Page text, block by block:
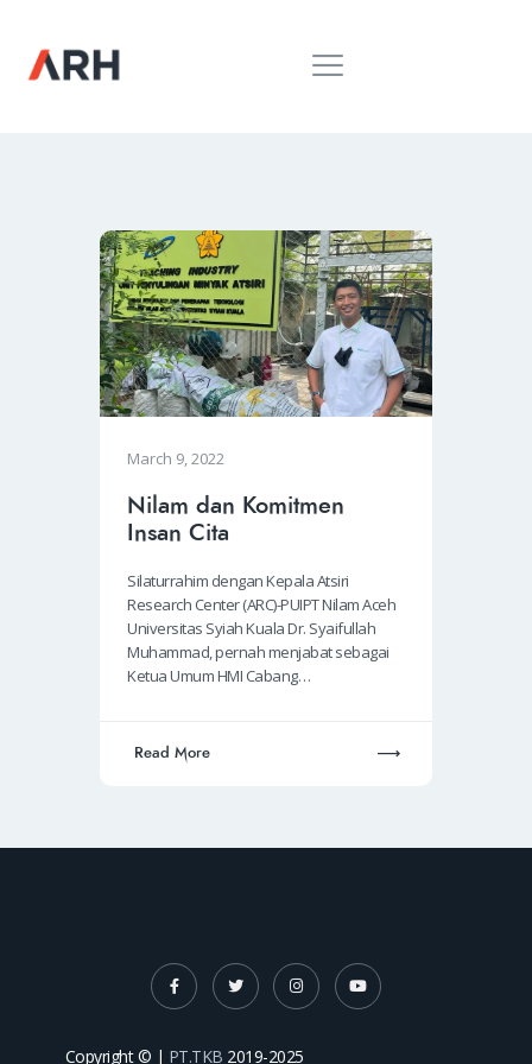
MUH. ARIEF ROSYID
RILIS MEDIA
BUKU
PIDATO
KEBUDAYAAN
KENALAN
March 9, 2022
Nilam dan Komitmen
Insan Cita
Silaturrahim dengan Kepala Atsiri
Research Center (ARC)-PUIPT Nilam Aceh
Universitas Syiah Kuala Dr. Syaifullah
Muhammad, pernah menjabat sebagai
Ketua Umum HMI Cabang…
Read More
Copyright © | PT.TKB 2019-2025